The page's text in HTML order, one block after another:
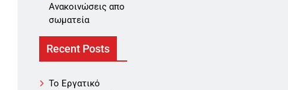
Aνακοινώσεις απο
σωματεία
Recent Posts
Το Εργατικό